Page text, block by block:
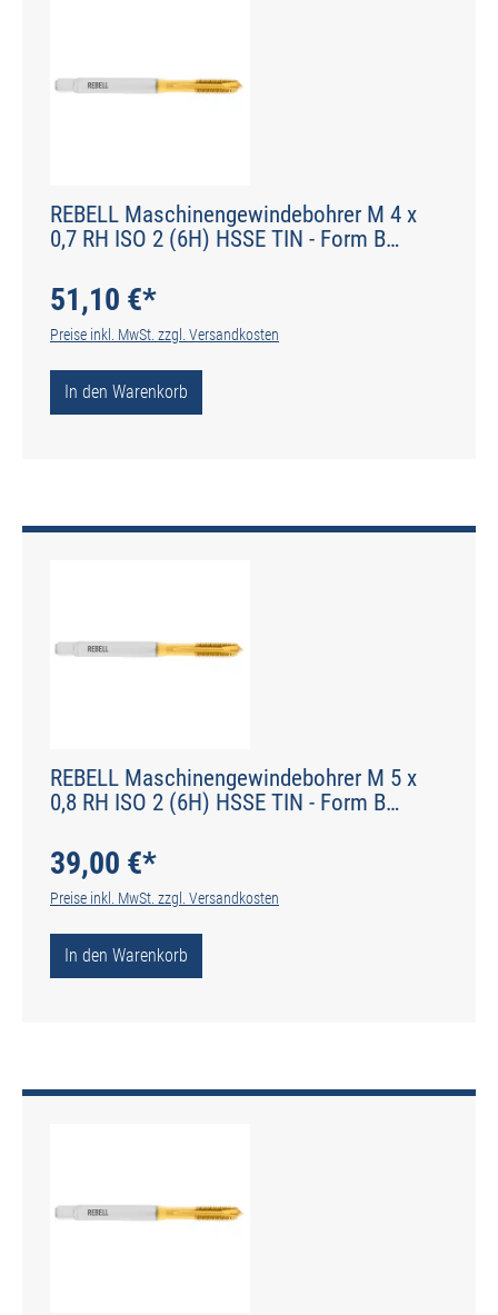
REBELL Maschinengewindebohrer M 4 x
0,7 RH ISO 2 (6H) HSSE TIN - Form B
51,10 €*
Preise inkl. MwSt. zzgl. Versandkosten
In den Warenkorb
REBELL Maschinengewindebohrer M 5 x
0,8 RH ISO 2 (6H) HSSE TIN - Form B
39,00 €*
Preise inkl. MwSt. zzgl. Versandkosten
In den Warenkorb